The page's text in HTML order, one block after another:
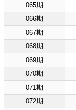
065期
066期
067期
068期
069期
070期
071期
072期